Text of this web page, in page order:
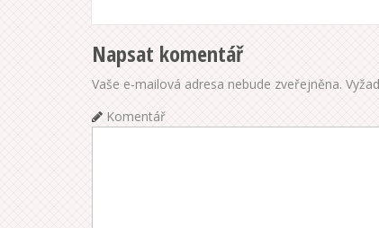
p
ř
í
s
Napsat komentář
Vaše e-mailová adresa nebude zveřejněna.
Komentář